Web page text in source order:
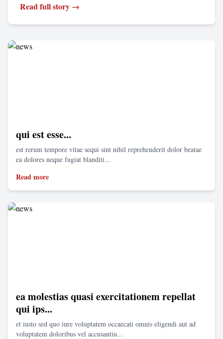
Read full story →
qui est esse...
est rerum tempore vitae sequi sint nihil reprehenderit dolor beatae
ea dolores neque fugiat blanditi...
Read more
ea molestias quasi exercitationem repellat
qui ips...
et iusto sed quo iure voluptatem occaecati omnis eligendi aut ad
voluptatem doloribus vel accusantiu...